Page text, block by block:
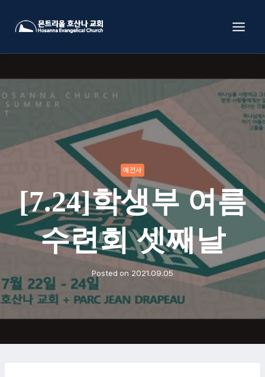
예전사
[7.24]학생부 여름
수련회 셋째날
Posted on 2021.09.05